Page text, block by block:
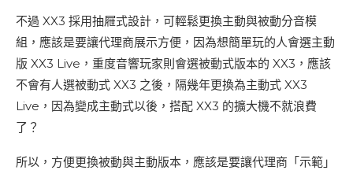
不過 XX3 採用抽屜式設計，可輕鬆更換主動與被動分音模
組，應該是要讓代理商展示方便，因為想簡單玩的人會選主動
版 XX3 Live，重度音響玩家則會選被動式版本的 XX3，應該
不會有人選被動式 XX3 之後，隔幾年更換為主動式 XX3
Live，因為變成主動式以後，搭配 XX3 的擴大機不就浪費
了？
所以，方便更換被動與主動版本，應該是要讓代理商「示範」